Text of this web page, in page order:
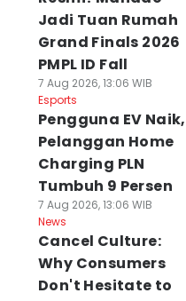
Jadi Tuan Rumah
Grand Finals 2026
PMPL ID Fall
7 Aug 2026, 13:06 WIB
Esports
Pengguna EV Naik,
Pelanggan Home
Charging PLN
Tumbuh 9 Persen
7 Aug 2026, 13:06 WIB
News
Cancel Culture:
Why Consumers
Don't Hesitate to